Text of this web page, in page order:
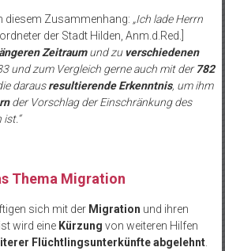
diesem Zusammenhang: „Ich lade Herrn
der Stadt Hilden, Anm.d.Red.]
Zeitraumund zu verschiedenen
und zum Vergleich gerne auch mit der782
darausresultierende Erkenntnis, um ihm
der Vorschlag der Einschränkung des
Thema Migration
sich mit der Migration und ihren
wird eine Kürzung von weiteren Hilfen
Flüchtlingsunterkünfte abgelehnt.